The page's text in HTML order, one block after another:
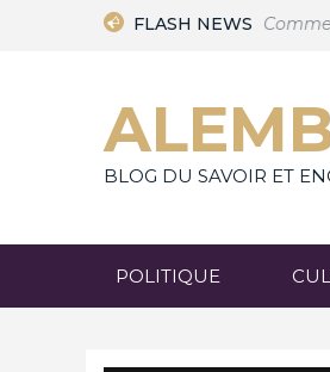
FLASH NEWS
mode moderne Comment entrer
BLOG DU SAVOIR ET
POLITIQUE